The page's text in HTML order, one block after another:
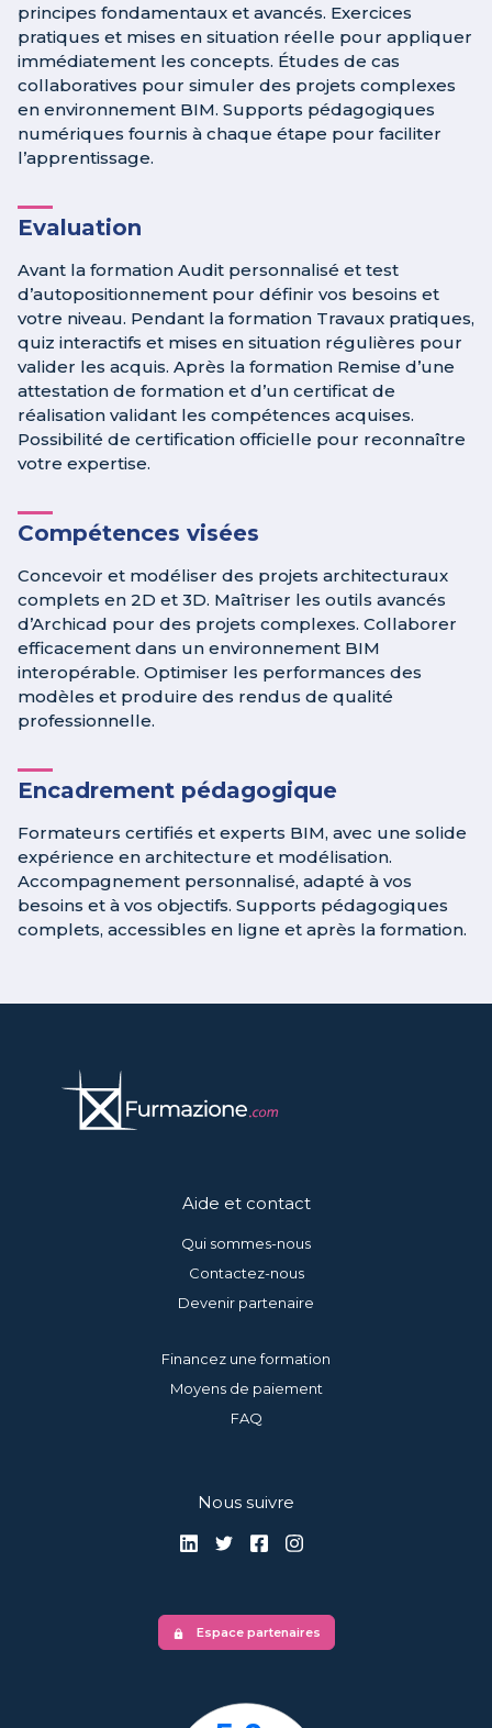
principes fondamentaux et avancés. Exercices
pratiques et mises en situation réelle pour appliquer
immédiatement les concepts. Études de cas
collaboratives pour simuler des projets complexes
en environnement BIM. Supports pédagogiques
numériques fournis à chaque étape pour faciliter
l’apprentissage.
Evaluation
Avant la formation Audit personnalisé et test
d’autopositionnement pour définir vos besoins et
votre niveau. Pendant la formation Travaux pratiques,
quiz interactifs et mises en situation régulières pour
valider les acquis. Après la formation Remise d’une
attestation de formation et d’un certificat de
réalisation validant les compétences acquises.
Possibilité de certification officielle pour reconnaître
votre expertise.
Compétences visées
Concevoir et modéliser des projets architecturaux
complets en 2D et 3D. Maîtriser les outils avancés
d’Archicad pour des projets complexes. Collaborer
efficacement dans un environnement BIM
interopérable. Optimiser les performances des
modèles et produire des rendus de qualité
professionnelle.
Encadrement pédagogique
Formateurs certifiés et experts BIM, avec une solide
expérience en architecture et modélisation.
Accompagnement personnalisé, adapté à vos
besoins et à vos objectifs. Supports pédagogiques
complets, accessibles en ligne et après la formation.
Aide et contact
Qui sommes-nous
Contactez-nous
Devenir partenaire
Financez une formation
Moyens de paiement
FAQ
Nous suivre
lock Espace partenaires